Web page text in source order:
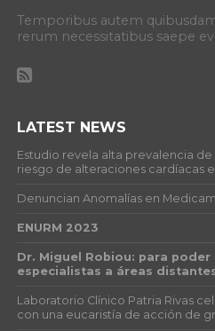
Temporibus autem
rerum necessitatibus saepe
LATEST NEWS
Estudio revela alta prevalencia
riesgo de alteraciones cardíacas
Denuncian Anomalías en
ENURM 2023
Dr. Miguel Robiou: para
especialistas a áreas
Laboratorio Clínico Patria Rivas
con una eucaristía de acción de